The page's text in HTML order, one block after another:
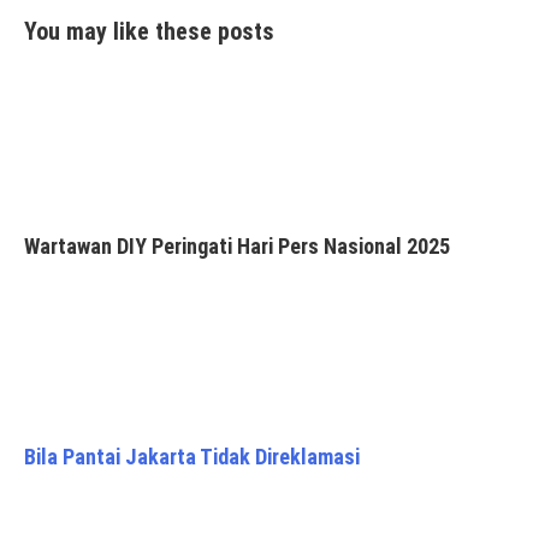
You may like these posts
Wartawan DIY Peringati Hari Pers Nasional 2025
Bila Pantai Jakarta Tidak Direklamasi